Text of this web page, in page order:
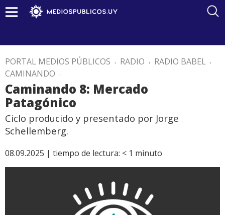
PORTAL MEDIOS PÚBLICOS . RADIO . RADIO BABEL .
CAMINANDO .
Caminando 8: Mercado
Patagónico
Ciclo producido y presentado por Jorge
Schellemberg.
08.09.2025 | tiempo de lectura: < 1 minuto